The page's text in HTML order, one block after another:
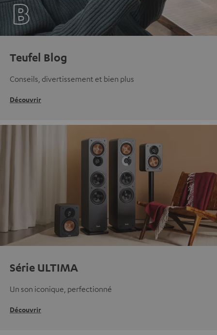
Teufel Blog
Conseils, divertissement et bien plus
Découvrir
Série ULTIMA
Un son iconique, perfectionné
Découvrir